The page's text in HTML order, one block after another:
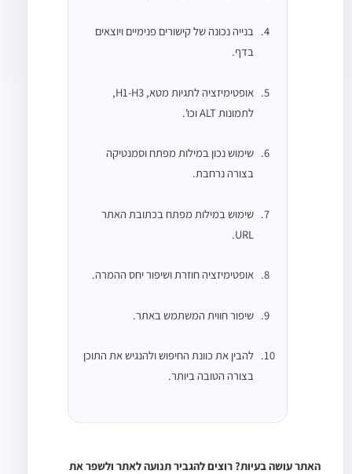
בנייה נכונה של קישורים פנימיים ויוצאים
בדף.
אופטימיזציה לתגיות מטא, H1-H3,
לתמונות ALT וכו'.
שימוש נכון במילות מפתח וסמנטיקה
בצורה נרחבת.
שימוש במילות מפתח בכתובת האתר
URL.
אופטימיזציה חוזרת ושיפור יחס ההמרה.
שיפור חווית המשתמש באתר.
להבין את כוונת החיפוש ולהנגיש את התוכן
בצורה הטובה ביותר.
האתר עושה בעיות? רוצים להגביר תנועה לאתר ולשפר את